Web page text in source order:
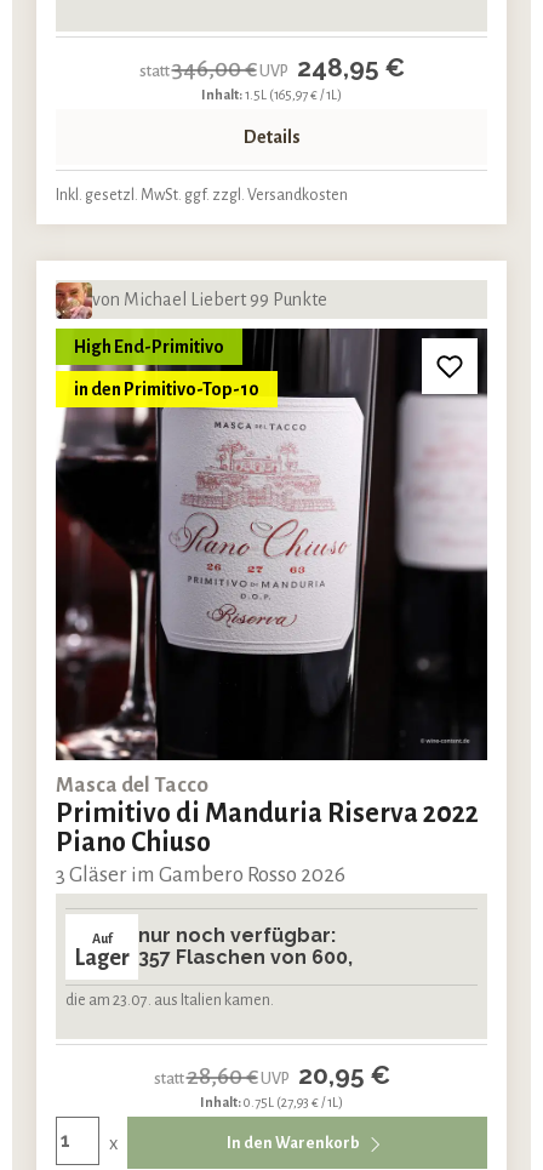
statt346,00 €UVP 248,95 €
Inhalt:1.5L (165,97 € / 1L)
Details
Inkl. gesetzl. MwSt. ggf. zzgl. Versandkosten
von Michael Liebert 99 Punkte
High End-Primitivo
in den Primitivo-Top-10
Masca del Tacco
Primitivo di Manduria Riserva 2022
Piano Chiuso
3 Gläser im Gambero Rosso 2026
Auf
Lager
nur noch verfügbar:
357 Flaschen von 600,
die am 23.07. aus Italien kamen.
statt28,60 €UVP 20,95 €
Inhalt:0.75L (27,93 € / 1L)
x In den Warenkorb